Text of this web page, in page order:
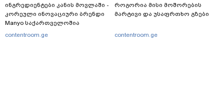
ინგრედიენტები კანის მოვლაში -
კორეული ინოვაციური ბრენდი
Manyo საქართველოშია
contentroom.ge
როგორია მისი მოშორების
მარტივი და უსაფრთხო გზები
contentroom.ge